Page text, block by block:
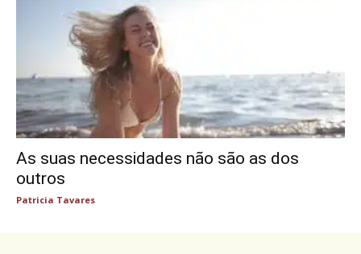
As suas necessidades não são as dos
outros
Patricia Tavares